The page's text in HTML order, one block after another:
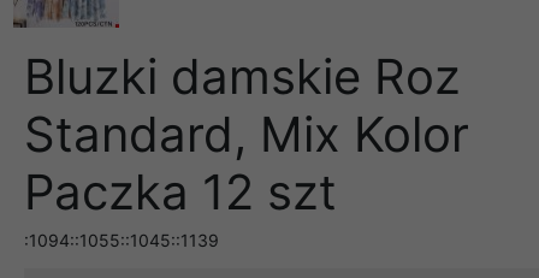
Bluzki damskie Roz
Standard, Mix Kolor
Paczka 12 szt
:1094::1055::1045::1139